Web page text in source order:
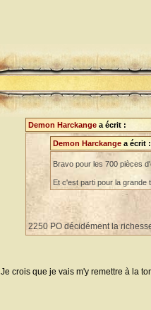
Demon Harckange a écrit :
Demon Harckange a écrit :
Bravo pour les 700 pièces
Et c'est parti pour la grande
2250 PO décidément la
Je crois que je vais m'y remettre à la